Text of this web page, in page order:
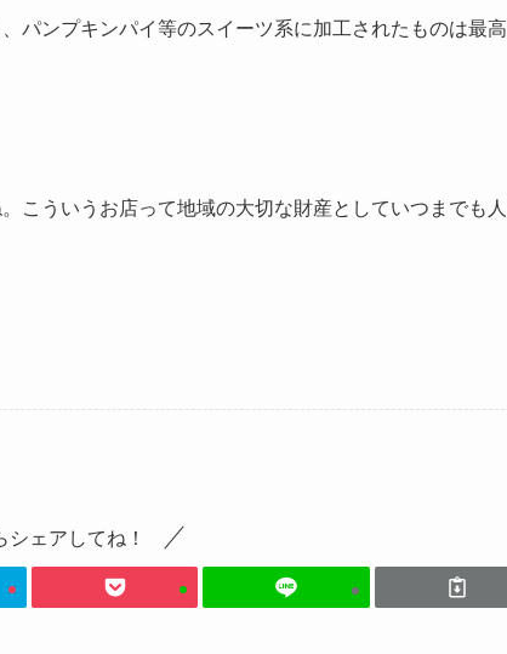
パンプキンパイ等のスイーツ系に加工されたものは最高
こういうお店って地域の大切な財産としていつまでも人
シェアしてね！